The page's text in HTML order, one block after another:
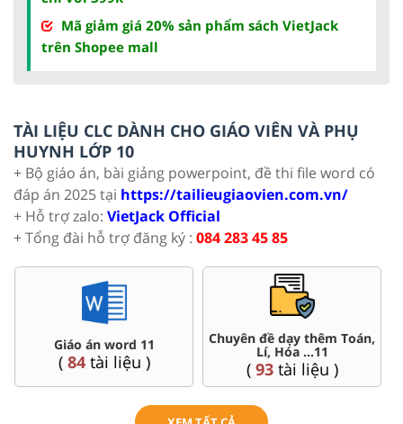
Mã giảm giá 20% sản phẩm sách VietJack
trên Shopee mall
TÀI LIỆU CLC DÀNH CHO GIÁO VIÊN VÀ PHỤ
HUYNH LỚP 10
+ Bộ giáo án, bài giảng powerpoint, đề thi file word có
đáp án 2025 tại https://tailieugiaovien.com.vn/
+ Hỗ trợ zalo: VietJack Official
+ Tổng đài hỗ trợ đăng ký : 084 283 45 85
Giáo án word 11
( 84tài liệu )
Chuyên đề dạy thêm Toán,
Lí, Hóa ...11
( 93tài liệu )